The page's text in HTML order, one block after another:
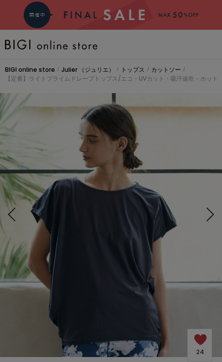
BRAND
COMING SOON
大きいサイズ
CATEGORY
新着商品
PRE ORDER
SALE
COORDINATE
BIGI online store / Julier （ジュリエ） / トップス / カットソー /
【定番】ライトプライムドレープトップス/エコ・UVカット・吸汗速乾・ホット
24